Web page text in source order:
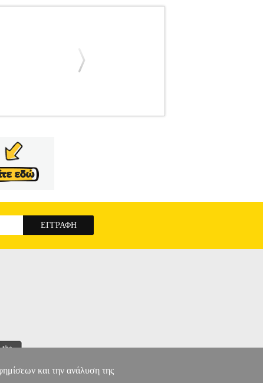
Νοέμβριος 2020 Η διαδικασία του
και επαγγελματική μας ζωή. Αυτός ο
της Γνωσιακής Συμπεριφορικής Θεραπείας
Μέσα από τις σελίδες αυτού του
και ψυχολογικές αντιδράσεις στο πένθος, •
και την ανάλυση της